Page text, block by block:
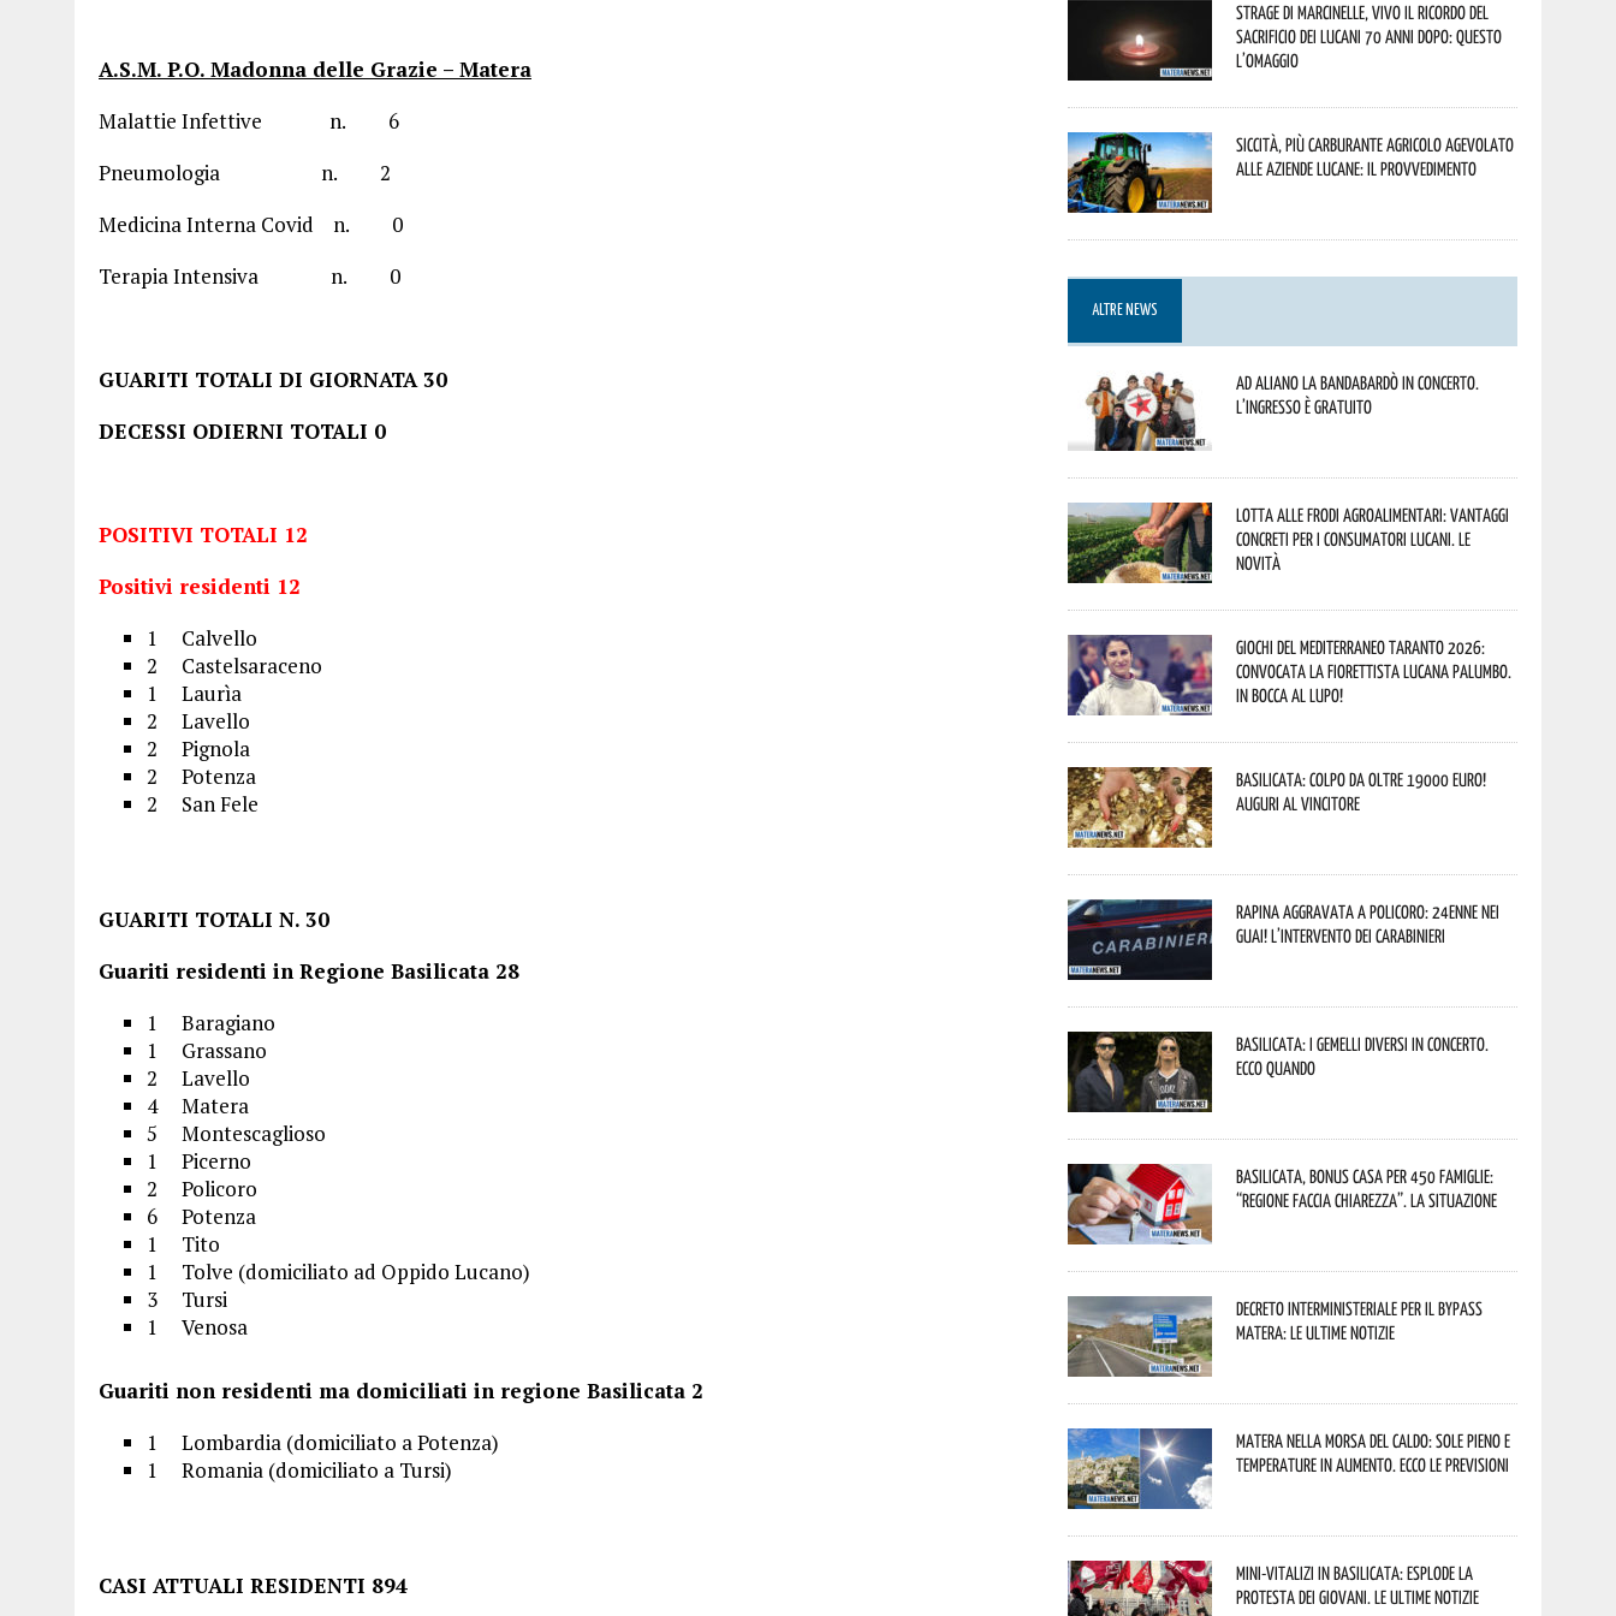
A.S.M. P.O. Madonna delle Grazie – Matera
Malattie Infettive n. 6
Pneumologia n. 2
Medicina Interna Covid n. 0
Terapia Intensiva n. 0
GUARITI TOTALI DI GIORNATA 30
DECESSI ODIERNI TOTALI 0
POSITIVI TOTALI 12
Positivi residenti 12
1 Calvello
2 Castelsaraceno
1 Laurìa
2 Lavello
2 Pignola
2 Potenza
2 San Fele
GUARITI TOTALI N. 30
Guariti residenti in Regione Basilicata 28
1 Baragiano
1 Grassano
2 Lavello
4 Matera
5 Montescaglioso
1 Picerno
2 Policoro
6 Potenza
1 Tito
1 Tolve (domiciliato ad Oppido Lucano)
3 Tursi
1 Venosa
Guariti non residenti ma domiciliati in regione Basilicata 2
1 Lombardia (domiciliato a Potenza)
1 Romania (domiciliato a Tursi)
CASI ATTUALI RESIDENTI 894
Strage di Marcinelle, vivo il ricordo del
sacrificio dei lucani 70 anni dopo: questo
l’omaggio
Siccità, più carburante agricolo agevolato
alle aziende lucane: il provvedimento
ALTRE NEWS
Ad Aliano la Bandabardò in concerto.
L’ingresso è gratuito
Lotta alle frodi agroalimentari: vantaggi
concreti per i consumatori lucani. Le
novità
Giochi del Mediterraneo Taranto 2026:
convocata la fiorettista lucana Palumbo.
In bocca al lupo!
Basilicata: colpo da oltre 19000 Euro!
Auguri al vincitore
Rapina aggravata a Policoro: 24enne nei
guai! L’intervento dei Carabinieri
Basilicata: i Gemelli DiVersi in concerto.
Ecco quando
Basilicata, Bonus casa per 450 famiglie:
“Regione faccia chiarezza”. La situazione
Decreto interministeriale per il Bypass
Matera: le ultime notizie
Matera nella morsa del caldo: sole pieno e
temperature in aumento. Ecco le previsioni
Mini-vitalizi in Basilicata: esplode la
protesta dei giovani. Le ultime notizie